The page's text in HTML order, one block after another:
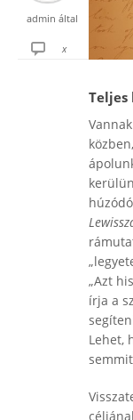
admin által
x
Teljes
„Azt
írja a
Lehet,